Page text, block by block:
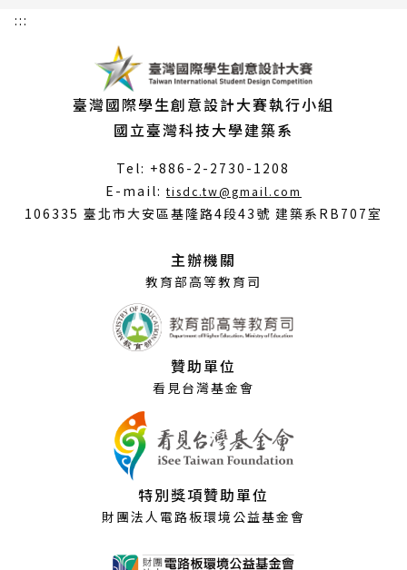
:::
臺灣國際學生創意設計大賽執行小組
國立臺灣科技大學建築系
Tel: +886-2-2730-1208
E-mail:tisdc.tw@gmail.com
開
106335 臺北市大安區基隆路4段43號 建築系RB707室
主辦機關
教育部高等教育司
贊助單位
看見台灣基金會
特別獎項贊助單位
財團法人電路板環境公益基金會